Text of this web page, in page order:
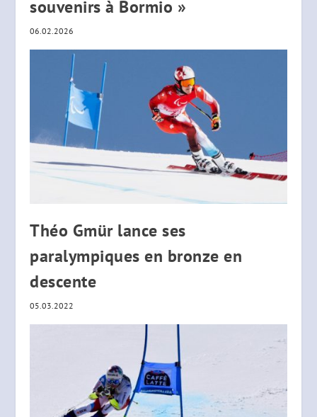
souvenirs à Bormio »
06.02.2026
Théo Gmür lance ses
paralympiques en bronze en
descente
05.03.2022